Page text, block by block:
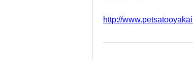
http://